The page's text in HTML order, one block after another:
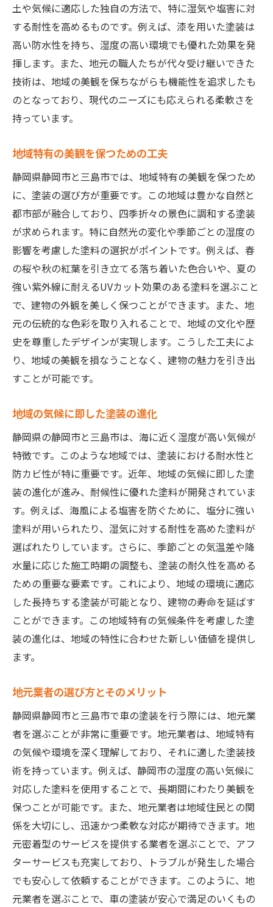
土や気候に適応した独自の方法で、特に湿気や塩害に対
する耐性を高めるものです。例えば、漆を用いた塗装は
高い防水性を持ち、湿度の高い環境でも優れた効果を発
揮します。また、地元の職人たちが代々受け継いできた
技術は、地域の美観を保ちながらも機能性を追求したも
のとなっており、現代のニーズにも応えられる柔軟さを
持っています。
地域特有の美観を保つための工夫
静岡県静岡市と三島市では、地域特有の美観を保つため
に、塗装の選び方が重要です。この地域は豊かな自然と
都市部が融合しており、四季折々の景色に調和する塗装
が求められます。特に自然光の変化や季節ごとの湿度の
影響を考慮した塗料の選択がポイントです。例えば、春
の桜や秋の紅葉を引き立てる落ち着いた色合いや、夏の
強い紫外線に耐えるUVカット効果のある塗料を選ぶこと
で、建物の外観を美しく保つことができます。また、地
元の伝統的な色彩を取り入れることで、地域の文化や歴
史を尊重したデザインが実現します。こうした工夫によ
り、地域の美観を損なうことなく、建物の魅力を引き出
すことが可能です。
地域の気候に即した塗装の進化
静岡県の静岡市と三島市は、海に近く湿度が高い気候が
特徴です。このような地域では、塗装における耐水性と
防カビ性が特に重要です。近年、地域の気候に即した塗
装の進化が進み、耐候性に優れた塗料が開発されていま
す。例えば、海風による塩害を防ぐために、塩分に強い
塗料が用いられたり、湿気に対する耐性を高めた塗料が
選ばれたりしています。さらに、季節ごとの気温差や降
水量に応じた施工時期の調整も、塗装の耐久性を高める
ための重要な要素です。これにより、地域の環境に適応
した長持ちする塗装が可能となり、建物の寿命を延ばす
ことができます。この地域特有の気候条件を考慮した塗
装の進化は、地域の特性に合わせた新しい価値を提供し
ます。
地元業者の選び方とそのメリット
静岡県静岡市と三島市で車の塗装を行う際には、地元業
者を選ぶことが非常に重要です。地元業者は、地域特有
の気候や環境を深く理解しており、それに適した塗装技
術を持っています。例えば、静岡市の湿度の高い気候に
対応した塗料を使用することで、長期間にわたり美観を
保つことが可能です。また、地元業者は地域住民との関
係を大切にし、迅速かつ柔軟な対応が期待できます。地
元密着型のサービスを提供する業者を選ぶことで、アフ
ターサービスも充実しており、トラブルが発生した場合
でも安心して依頼することができます。このように、地
元業者を選ぶことで、車の塗装が安心で満足のいくもの